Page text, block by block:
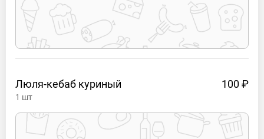
Люля-кебаб куриный 100 ₽
1 шт